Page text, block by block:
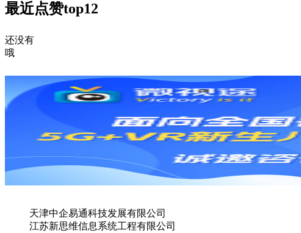
最近点赞top12
还没有
哦
天津中企易通科技发展有限公司
江苏新思维信息系统工程有限公司